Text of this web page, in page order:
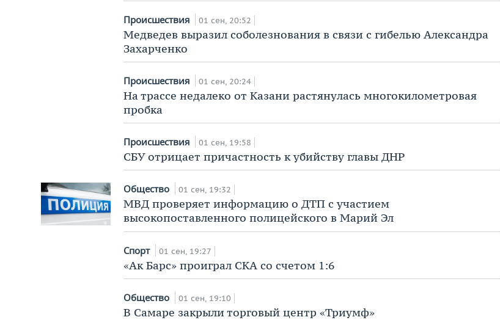
Происшествия 01 сен, 20:52
Медведев выразил соболезнования в связи с гибелью Александра
Захарченко
Происшествия 01 сен, 20:24
На трассе недалеко от Казани растянулась многокилометровая
пробка
Происшествия 01 сен, 19:58
СБУ отрицает причастность к убийству главы ДНР
Общество 01 сен, 19:32
МВД проверяет информацию о ДТП с участием
высокопоставленного полицейского в Марий Эл
Спорт 01 сен, 19:27
«Ак Барс» проиграл СКА со счетом 1:6
Общество 01 сен, 19:10
В Самаре закрыли торговый центр «Триумф»